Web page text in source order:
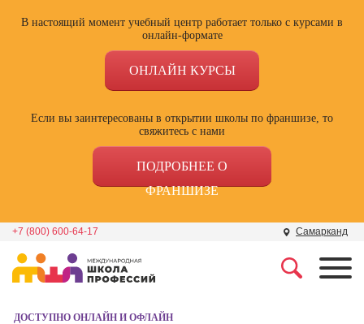
В настоящий момент учебный центр работает только с курсами в
онлайн-формате
ОНЛАЙН КУРСЫ
Если вы заинтересованы в открытии школы по франшизе, то
свяжитесь с нами
ПОДРОБНЕЕ О
ФРАНШИЗЕ
+7 (800) 600-64-17 Самарканд
ДОСТУПНО ОНЛАЙН И ОФЛАЙН